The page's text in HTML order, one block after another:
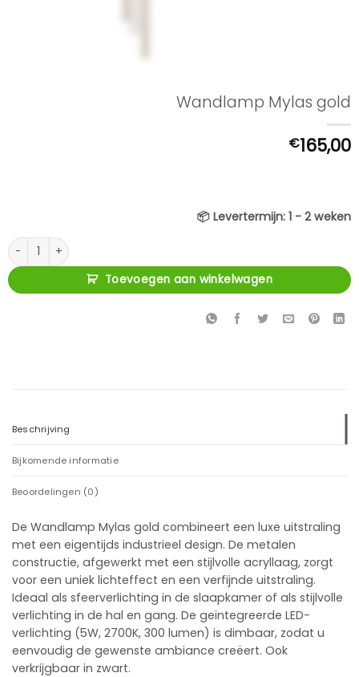
Wandlamp Mylas gold
€165,00
📦 Levertermijn: 1 - 2 weken
Wandlamp Mylas gold aantal
Toevoegen aan winkelwagen
Beschrijving
Bijkomende informatie
Beoordelingen (0)
De Wandlamp Mylas gold combineert een luxe uitstraling
met een eigentijds industrieel design. De metalen
constructie, afgewerkt met een stijlvolle acryllaag, zorgt
voor een uniek lichteffect en een verfijnde uitstraling.
Ideaal als sfeerverlichting in de slaapkamer of als stijlvolle
verlichting in de hal en gang. De geïntegreerde LED-
verlichting (5W, 2700K, 300 lumen) is dimbaar, zodat u
eenvoudig de gewenste ambiance creëert. Ook
verkrijgbaar in zwart.